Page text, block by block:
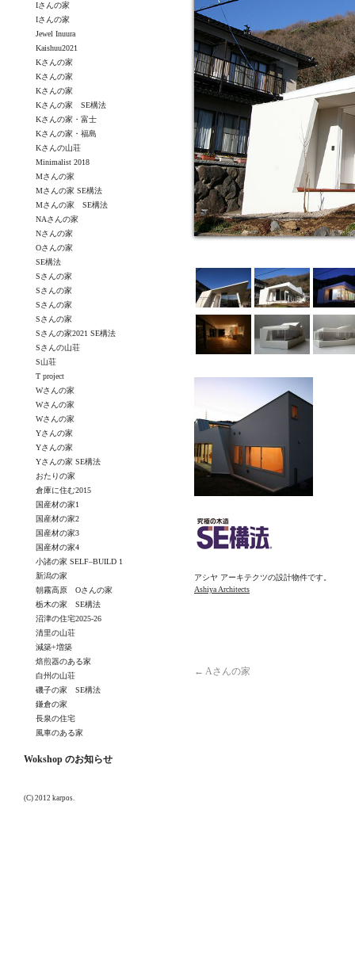
Iさんの家
Iさんの家
Jewel Inuura
Kaishuu2021
Kさんの家
Kさんの家
Kさんの家
Kさんの家 SE構法
Kさんの家・富士
Kさんの家・福島
Kさんの山荘
Minimalist 2018
Mさんの家
Mさんの家 SE構法
Mさんの家 SE構法
NAさんの家
Nさんの家
Oさんの家
SE構法
Sさんの家
Sさんの家
Sさんの家
Sさんの家
Sさんの家2021 SE構法
Sさんの山荘
S山荘
T project
Wさんの家
Wさんの家
Wさんの家
Yさんの家
Yさんの家
Yさんの家 SE構法
おたりの家
倉庫に住む2015
国産材の家1
国産材の家2
国産材の家3
国産材の家4
小諸の家 SELF–BUILD 1
新潟の家
朝霧高原 Oさんの家
栃木の家 SE構法
沼津の住宅2025-26
清里の山荘
減築+増築
焙煎器のある家
白州の山荘
磯子の家 SE構法
鎌倉の家
長泉の住宅
風車のある家
Wokshop のお知らせ
アシヤ アーキテクツの設計物件です。
Ashiya Architects
← Aさんの家
(C) 2012 karpos.